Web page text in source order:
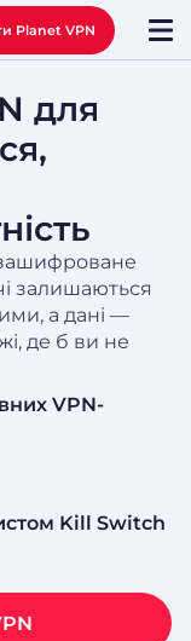
Planet VPN
для
залишаються
а дані —
де б ви не
VPN-
Kill Switch